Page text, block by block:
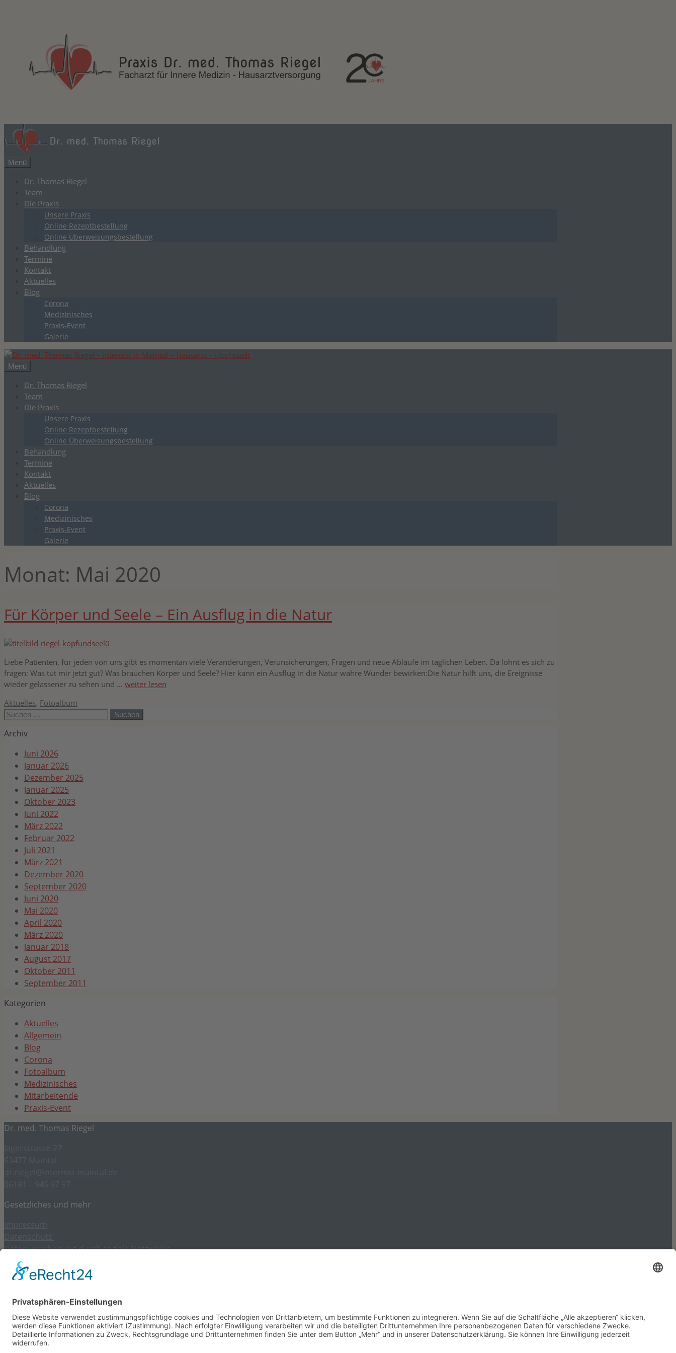
Menü
Dr. Thomas Riegel
Team
Die Praxis
Unsere Praxis
Online Rezeptbestellung
Online Überweisungsbestellung
Behandlung
Termine
Kontakt
Aktuelles
Blog
Corona
Medizinisches
Praxis-Event
Galerie
Menü
Dr. Thomas Riegel
Team
Die Praxis
Unsere Praxis
Online Rezeptbestellung
Online Überweisungsbestellung
Behandlung
Termine
Kontakt
Aktuelles
Blog
Corona
Medizinisches
Praxis-Event
Galerie
Monat: Mai 2020
Für Körper und Seele – Ein Ausflug in die Natur
Liebe Patienten, für jeden von uns gibt es momentan viele Veränderungen, Verunsicherungen, Fragen und neue Abläufe im täglichen Leben. Da lohnt es sich zu
fragen: Was tut mir jetzt gut? Was brauchen Körper und Seele? Hier kann ein Ausflug in die Natur wahre Wunder bewirken:Die Natur hilft uns, die Ereignisse
wieder gelassener zu sehen und … weiter lesen
Kategorien
Aktuelles, Fotoalbum
Suchen
Archiv
Juni 2026
Januar 2026
Dezember 2025
Januar 2025
Oktober 2023
Juni 2022
März 2022
Februar 2022
Juli 2021
März 2021
Dezember 2020
September 2020
Juni 2020
Mai 2020
April 2020
März 2020
Januar 2018
August 2017
Oktober 2011
September 2011
Kategorien
Aktuelles
Allgemein
Blog
Corona
Fotoalbum
Medizinisches
Mitarbeitende
Praxis-Event
Dr. med. Thomas Riegel
Gesetzliches und mehr
Datenverarbeitung durch soziale Netzwerke
Kontakt
Cookie-Einstellungen
April 2026 -Frau Daniela Greh, unsere „Dani“ – im wohlverdienten Ruhestand
Juni 2026 – Frau Astrid Mann kommt ins Team
Januar 2026 – Frau Ebru Yancar aus der Elternzeit zurück